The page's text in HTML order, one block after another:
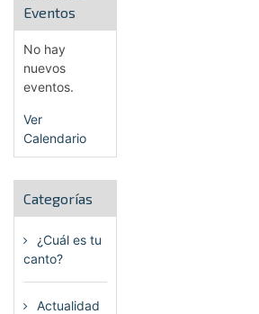
Eventos
No hay
nuevos
eventos.
Ver
Calendario
Categorías
¿Cuál es tu
canto?
Actualidad